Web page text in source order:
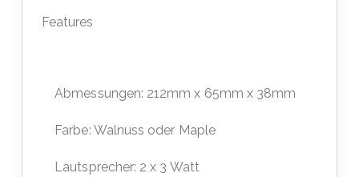
Features
Abmessungen: 212mm x 65mm x 38mm
Farbe: Walnuss oder Maple
Lautsprecher: 2 x 3 Watt